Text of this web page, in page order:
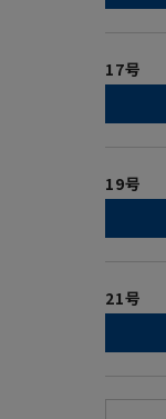
17号
19号
21号